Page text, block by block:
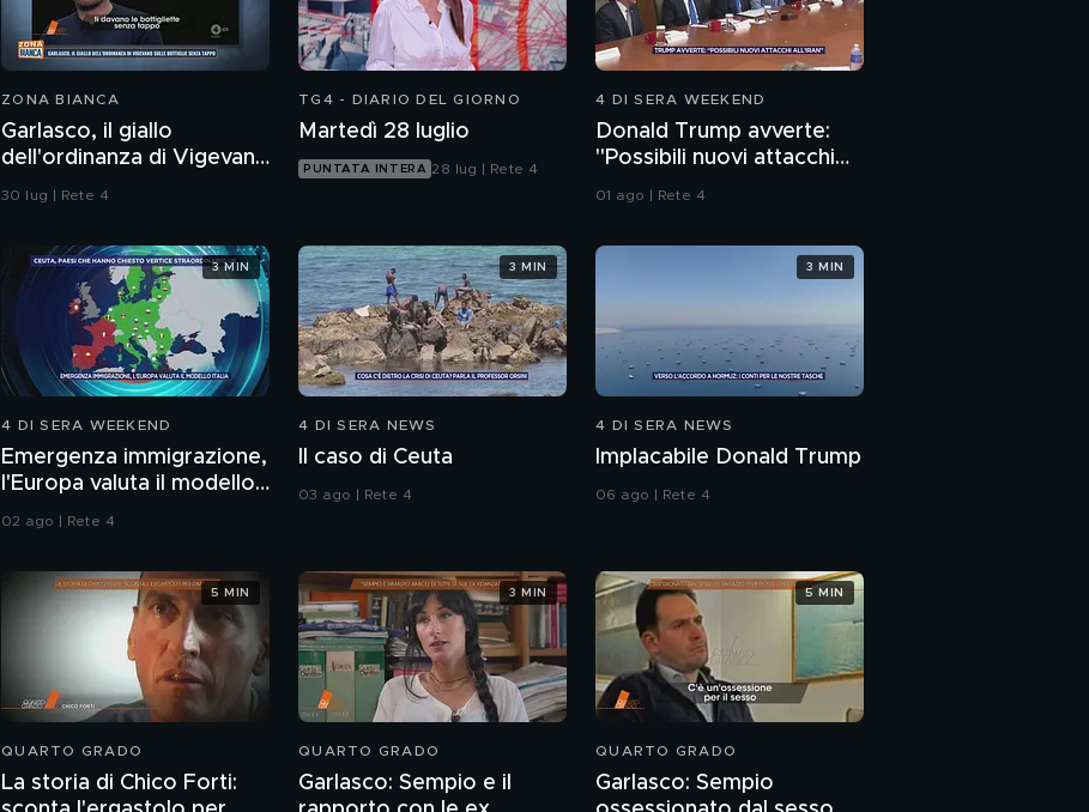
ZONA BIANCA
Garlasco, il giallo
dell'ordinanza di Vigevano
sulle bottiglie senza
30 lug | Rete 4
TG4 - DIARIO DEL GIORNO
Martedì 28 luglio
PUNTATA INTERA 28 lug | Rete 4
4 DI SERA WEEKEND
Donald Trump avverte:
"Possibili nuovi attacchi
all'Iran"
01 ago | Rete 4
4 DI SERA WEEKEND
Emergenza immigrazione,
l'Europa valuta il modello
02 ago | Rete 4
3 MIN
4 DI SERA NEWS
Il caso di Ceuta
03 ago | Rete 4
3 MIN
4 DI SERA NEWS
Implacabile Donald Trump
06 ago | Rete 4
3 MIN
QUARTO GRADO
La storia di Chico Forti:
5 MIN
QUARTO GRADO
Garlasco: Sempio e il
3 MIN
QUARTO GRADO
Garlasco: Sempio
5 MIN